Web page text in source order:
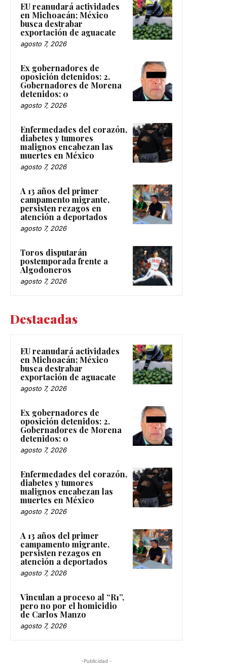
EU reanudará actividades
en Michoacán; México
busca destrabar
exportación de aguacate
agosto 7, 2026
Ex gobernadores de
oposición detenidos: 2.
Gobernadores de Morena
detenidos: 0
agosto 7, 2026
Enfermedades del corazón,
diabetes y tumores
malignos encabezan las
muertes en México
agosto 7, 2026
A 13 años del primer
campamento migrante,
persisten rezagos en
atención a deportados
agosto 7, 2026
Toros disputarán
postemporada frente a
Algodoneros
agosto 7, 2026
Destacadas
EU reanudará actividades
en Michoacán; México
busca destrabar
exportación de aguacate
agosto 7, 2026
Ex gobernadores de
oposición detenidos: 2.
Gobernadores de Morena
detenidos: 0
agosto 7, 2026
Enfermedades del corazón,
diabetes y tumores
malignos encabezan las
muertes en México
agosto 7, 2026
A 13 años del primer
campamento migrante,
persisten rezagos en
atención a deportados
agosto 7, 2026
Vinculan a proceso al “R1”,
pero no por el homicidio
de Carlos Manzo
agosto 7, 2026
-Publicidad -